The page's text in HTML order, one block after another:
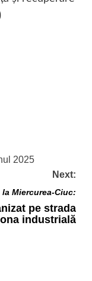
2025
Next:
Miercurea-Ciuc:
pe strada
industrială